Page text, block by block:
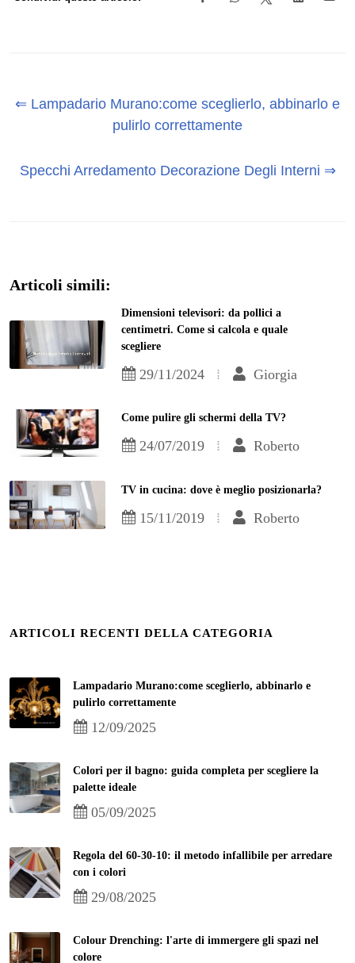
⇐ Lampadario Murano:come sceglierlo, abbinarlo e
pulirlo correttamente
Specchi Arredamento Decorazione Degli Interni ⇒
Articoli simili:
Dimensioni televisori: da pollici a
centimetri. Come si calcola e quale
scegliere
29/11/2024 Giorgia
Come pulire gli schermi della TV?
24/07/2019 Roberto
TV in cucina: dove è meglio posizionarla?
15/11/2019 Roberto
ARTICOLI RECENTI DELLA CATEGORIA
Lampadario Murano:come sceglierlo, abbinarlo e
pulirlo correttamente
12/09/2025
Colori per il bagno: guida completa per scegliere la
palette ideale
05/09/2025
Regola del 60-30-10: il metodo infallibile per arredare
con i colori
29/08/2025
Colour Drenching: l'arte di immergere gli spazi nel
colore